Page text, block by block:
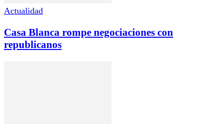
Actualidad
Casa Blanca rompe negociaciones con
republicanos